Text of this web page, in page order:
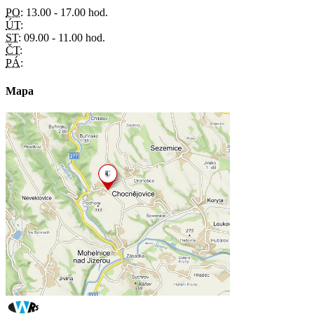
PO: 13.00 - 17.00 hod.
ÚT:
ST: 09.00 - 11.00 hod.
ČT:
PÁ:
Mapa